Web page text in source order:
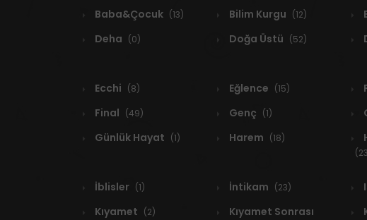
Baba&Çocuk (13) Bilim Kurgu (12)
Deha (0) Doğa Üstü (52)
Ecchi (8) Eğlence (15)
Final (49) Genç (1)
Günlük Hayat (1) Harem (18)
İblisler (1) İntikam (23)
Kıyamet (2) Kıyamet Sonrası